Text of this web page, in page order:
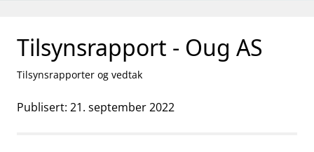
nettstedet
language
English
exist in English
English home page
Aktuelt
Tilsynsrapport - Oug AS
Tilsynsrapporter og vedtak
Publisert: 21. september 2022